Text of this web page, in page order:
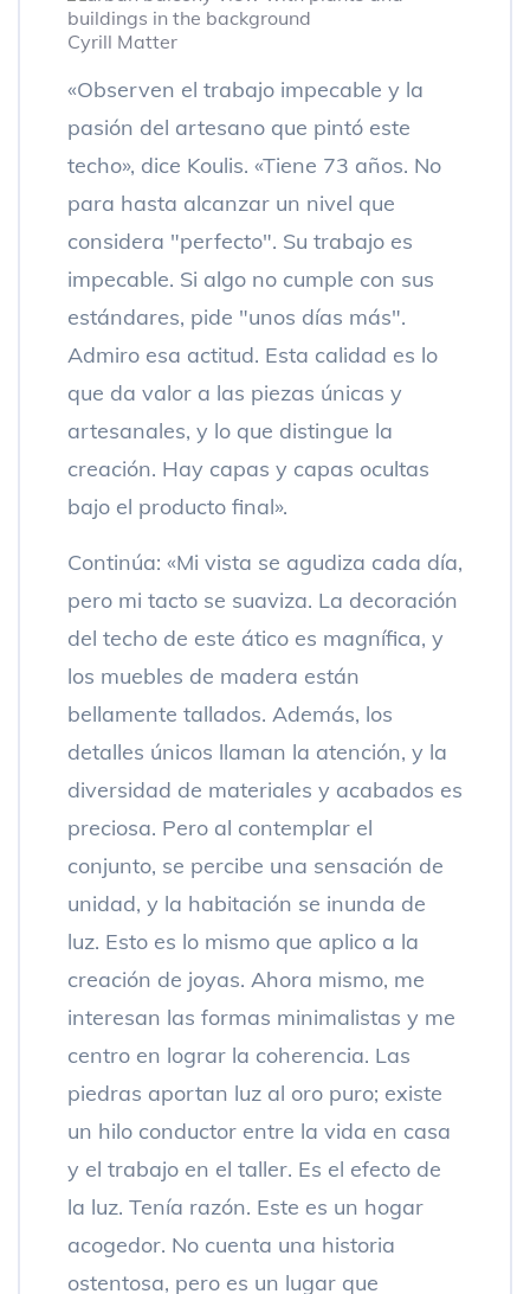
Cyrill Matter
«Observen el trabajo impecable y la
pasión del artesano que pintó este
techo», dice Koulis. «Tiene 73 años. No
para hasta alcanzar un nivel que
considera "perfecto". Su trabajo es
impecable. Si algo no cumple con sus
estándares, pide "unos días más".
Admiro esa actitud. Esta calidad es lo
que da valor a las piezas únicas y
artesanales, y lo que distingue la
creación. Hay capas y capas ocultas
bajo el producto final».
Continúa: «Mi vista se agudiza cada día,
pero mi tacto se suaviza. La decoración
del techo de este ático es magnífica, y
los muebles de madera están
bellamente tallados. Además, los
detalles únicos llaman la atención, y la
diversidad de materiales y acabados es
preciosa. Pero al contemplar el
conjunto, se percibe una sensación de
unidad, y la habitación se inunda de
luz. Esto es lo mismo que aplico a la
creación de joyas. Ahora mismo, me
interesan las formas minimalistas y me
centro en lograr la coherencia. Las
piedras aportan luz al oro puro; existe
un hilo conductor entre la vida en casa
y el trabajo en el taller. Es el efecto de
la luz. Tenía razón. Este es un hogar
acogedor. No cuenta una historia
ostentosa, pero es un lugar que